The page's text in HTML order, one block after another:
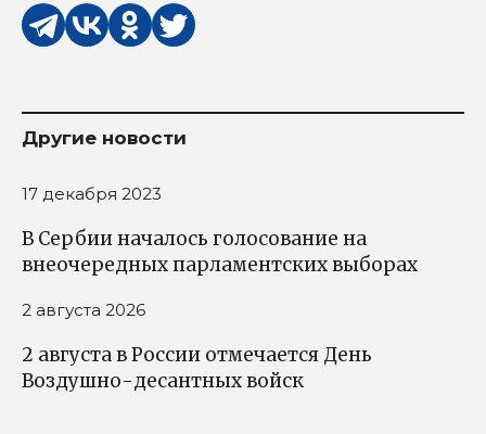
Другие новости
17 декабря 2023
В Сербии началось голосование на
внеочередных парламентских выборах
2 августа 2026
2 августа в России отмечается День
Воздушно-десантных войск